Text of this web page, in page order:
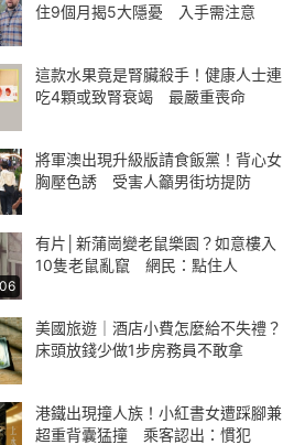
住9個月揭5大隱憂 入手需注意
這款水果竟是腎臟殺手！健康人士連
吃4顆或致腎衰竭 最嚴重喪命
將軍澳出現升級版請食飯黨！背心女
胸壓色誘 受害人籲男街坊提防
有片│新蒲崗變老鼠樂園？如意樓入
10隻老鼠亂竄 網民：點住人
美國旅遊｜酒店小費怎麼給不失禮？
床頭放錢少做1步房務員不敢拿
港鐵出現撞人族！小紅書女遭踩腳兼
超重背囊猛撞 乘客認出：慣犯